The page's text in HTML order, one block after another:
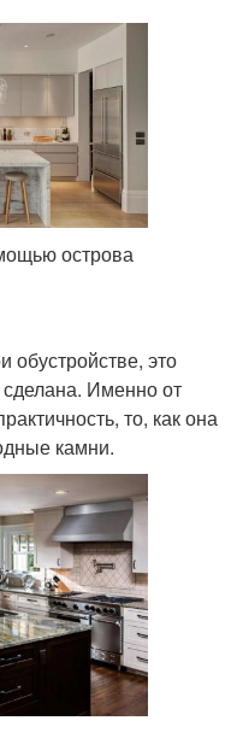
острова
обустройстве, это
сделана. Именно от
то, как она
камни.